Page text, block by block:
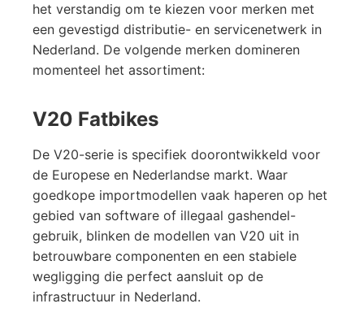
het verstandig om te kiezen voor merken met
een gevestigd distributie- en servicenetwerk in
Nederland. De volgende merken domineren
momenteel het assortiment:
V20 Fatbikes
De V20-serie is specifiek doorontwikkeld voor
de Europese en Nederlandse markt. Waar
goedkope importmodellen vaak haperen op het
gebied van software of illegaal gashendel-
gebruik, blinken de modellen van V20 uit in
betrouwbare componenten en een stabiele
wegligging die perfect aansluit op de
infrastructuur in Nederland.